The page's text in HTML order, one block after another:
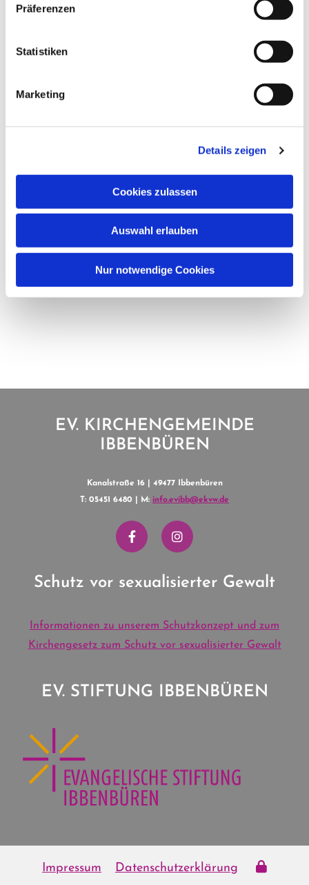
Präferenzen
Statistiken
Marketing
Details zeigen
Cookies zulassen
Auswahl erlauben
Nur notwendige Cookies
EV. KIRCHENGEMEINDE
IBBENBÜREN
Kanalstraße 16 | 49477 Ibbenbüren
T: 05451 6480 | M: info.evibb@ekvw.de
Schutz vor sexualisierter Gewalt
Informationen zu unserem Schutzkonzept und zum
Kirchengesetz zum Schutz vor sexualisierter Gewalt
EV. STIFTUNG IBBENBÜREN
Impressum Datenschutzerklärung